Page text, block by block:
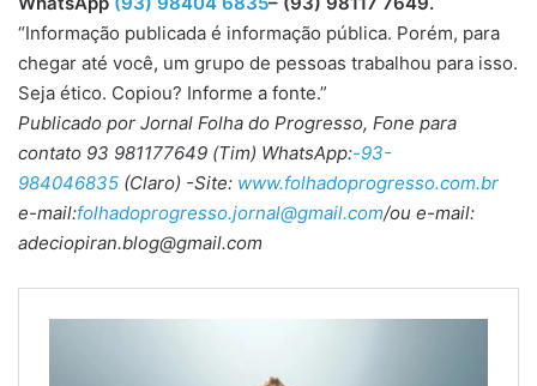
“Informação publicada é informação pública. Porém, para
chegar até você, um grupo de pessoas trabalhou para isso.
Seja ético. Copiou? Informe a fonte.”
Publicado por Jornal Folha do Progresso, Fone para
contato 93 981177649 (Tim) WhatsApp:-93-
984046835 (Claro) -Site: www.folhadoprogresso.com.br
e-mail:folhadoprogresso.jornal@gmail.com/ou e-mail:
adeciopiran.blog@gmail.com